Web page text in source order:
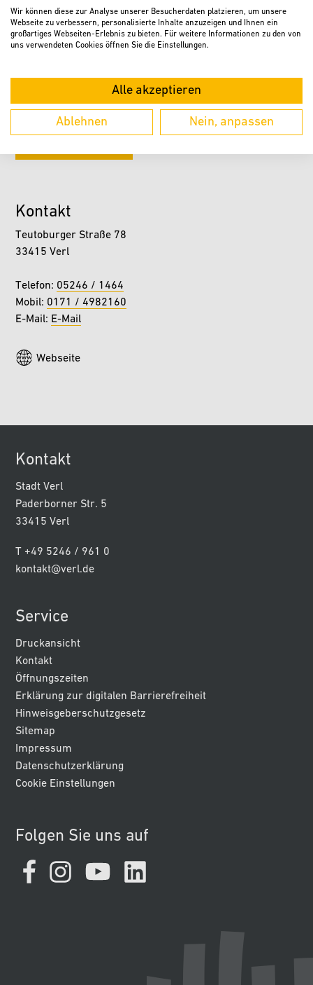
Kontakt
Teutoburger Straße 78
33415 Verl
Telefon: 05246 / 1464
Mobil: 0171 / 4982160
E-Mail: E-Mail
Webseite
Kontakt
Stadt Verl
Paderborner Str. 5
33415 Verl
T +49 5246 / 961 0
kontakt@verl.de
Service
Druckansicht
Kontakt
Öffnungszeiten
Erklärung zur digitalen Barrierefreiheit
Hinweisgeberschutzgesetz
Sitemap
Impressum
Datenschutzerklärung
Cookie Einstellungen
Folgen Sie uns auf
Wir können diese zur Analyse unserer Besucherdaten platzieren, um unsere
Webseite zu verbessern, personalisierte Inhalte anzuzeigen und Ihnen ein
großartiges Webseiten-Erlebnis zu bieten. Für weitere Informationen zu den von
uns verwendeten Cookies öffnen Sie die Einstellungen.
Alle akzeptieren
Ablehnen Nein, anpassen